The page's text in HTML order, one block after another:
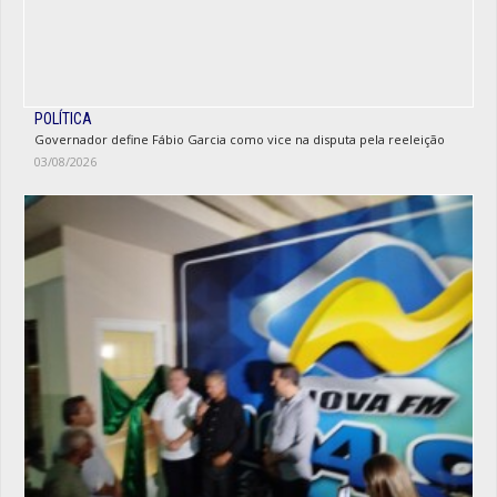
POLÍTICA
Governador define Fábio Garcia como vice na disputa pela reeleição
03/08/2026